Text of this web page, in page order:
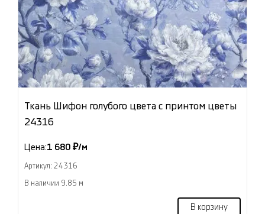
Ткань Шифон голубого цвета с принтом цветы
24316
Цена:1 680 ₽/м
Артикул: 24316
В наличии 9.85 м
В корзину